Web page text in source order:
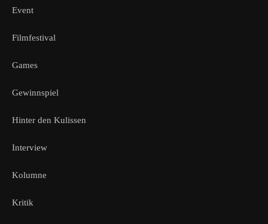
Event
Filmfestival
Games
Gewinnspiel
Hinter den Kulissen
Interview
Kolumne
Kritik